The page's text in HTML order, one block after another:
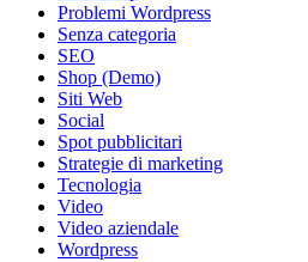
Problemi Wordpress
Senza categoria
SEO
Shop (Demo)
Siti Web
Social
Spot pubblicitari
Strategie di marketing
Tecnologia
Video
Video aziendale
Wordpress